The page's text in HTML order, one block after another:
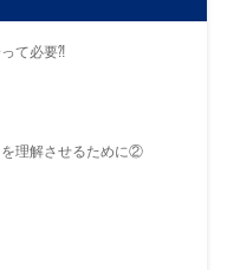
て必要⁈
理解させるために②